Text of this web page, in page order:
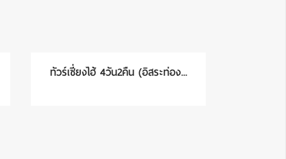
ทัวร์เซี่ยงไฮ้ 4วัน2คืน (อิสระท่อง...